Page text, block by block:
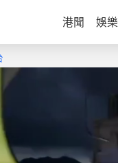
港聞 娛樂